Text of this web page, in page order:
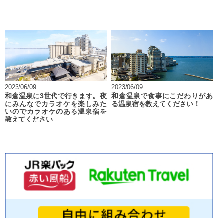
2023/06/09
和倉温泉に3世代で行きます。夜
にみんなでカラオケを楽しみた
いのでカラオケのある温泉宿を
教えてください
2023/06/09
和倉温泉で食事にこだわりがあ
る温泉宿を教えてください！